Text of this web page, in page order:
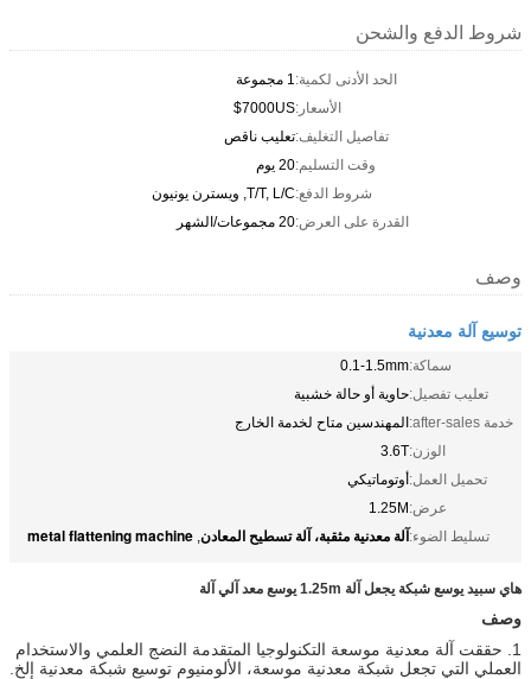
شروط الدفع والشحن
الحد الأدنى لكمية:1 مجموعة
الأسعار:7000US$
تفاصيل التغليف:تعليب ناقص
وقت التسليم:20 يوم
شروط الدفع:T/T, L/C, ويسترن يونيون
القدرة على العرض:20 مجموعات/الشهر
وصف
توسيع آلة معدنية
سماكة:0.1-1.5mm
تعليب تفصيل:حاوية أو حالة خشبية
خدمة after-sales:
المهندسين متاح لخدمة الخارج
الوزن:3.6T
تحميل العمل:أوتوماتيكي
عرض:1.25M
تسليط الضوء:آلة معدنية مثقبة، آلة تسطيح المعادن,
metal flattening machine
هاي سبيد يوسع شبكة يجعل آلة 1.25m يوسع معد آلي آلة
وصف
1. حققت آلة معدنية موسعة التكنولوجيا المتقدمة النضج العلمي والاستخدام
العملي التي تجعل شبكة معدنية موسعة، الألومنيوم توسيع شبكة معدنية إلخ.